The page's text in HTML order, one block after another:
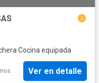
·Cocina equipada
Ver en detalle